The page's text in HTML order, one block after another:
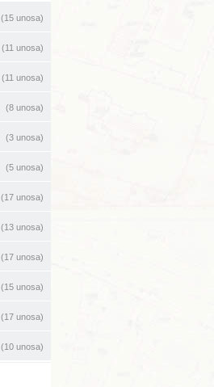
(15 unosa)
(11 unosa)
(11 unosa)
(8 unosa)
(3 unosa)
(5 unosa)
(17 unosa)
(13 unosa)
(17 unosa)
(15 unosa)
(17 unosa)
(10 unosa)